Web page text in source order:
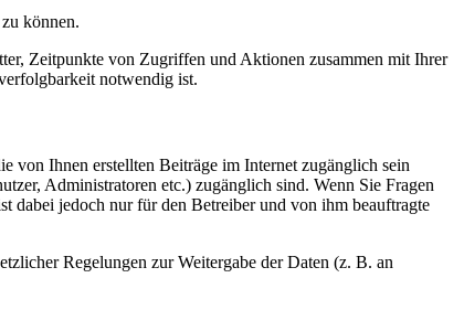
können.
Zeitpunkte von Zugriffen und Aktionen zusammen mit Ihrer
notwendig ist.
von Ihnen erstellten Beiträge im Internet zugänglich sein
Administratoren etc.) zugänglich sind. Wenn Sie Fragen
dabei jedoch nur für den Betreiber und von ihm beauftragte
Regelungen zur Weitergabe der Daten (z. B. an